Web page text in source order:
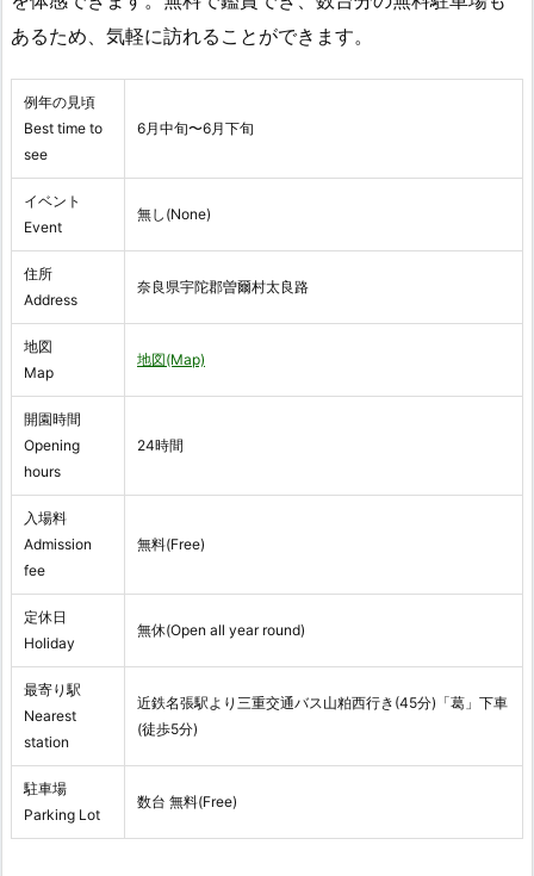
あるため、気軽に訪れることができます。
例年の見頃
Best time to
see
6月中旬〜6月下旬
イベント
Event
無し(None)
住所
Address
奈良県宇陀郡曽爾村太良路
地図
Map
地図(Map)
開園時間
Opening
hours
24時間
入場料
Admission
fee
無料(Free)
定休日
Holiday
無休(Open all year round)
最寄り駅
Nearest
station
近鉄名張駅より三重交通バス山粕西行き(45分)「葛」下車
(徒歩5分)
駐車場
Parking Lot
数台 無料(Free)